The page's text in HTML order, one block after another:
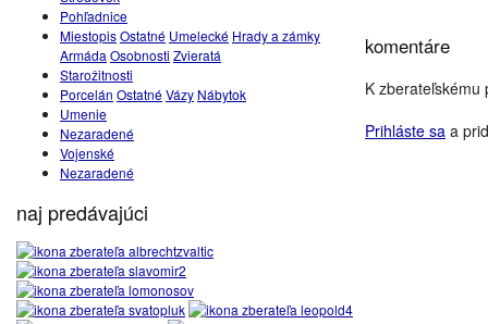
Pohľadnice
MiestopisOstatné Umelecké Hrady a zámky
Armáda Osobnosti Zvieratá
Starožitnosti
Porcelán OstatnéVázy Nábytok
Umenie
Nezaradené
Vojenské
Nezaradené
naj predávajúci
komentáre
K zberateľskému
Prihláste sa a